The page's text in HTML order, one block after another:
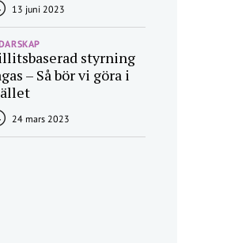
13 juni 2023
styrning
– Så bör vi göra i
24 mars 2023